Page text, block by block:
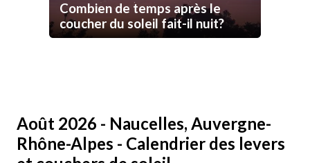
Combien de temps après le
coucher du soleil fait-il nuit?
Août 2026 - Naucelles, Auvergne-
Rhône-Alpes - Calendrier des levers